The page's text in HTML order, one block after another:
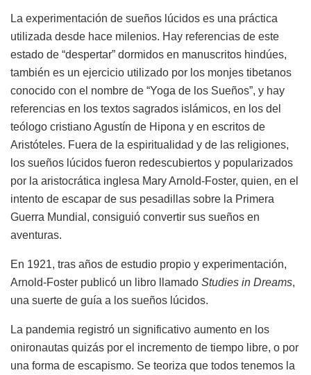
La experimentación de sueños lúcidos es una práctica
utilizada desde hace milenios. Hay referencias de este
estado de “despertar” dormidos en manuscritos hindúes,
también es un ejercicio utilizado por los monjes tibetanos
conocido con el nombre de “Yoga de los Sueños”, y hay
referencias en los textos sagrados islámicos, en los del
teólogo cristiano Agustín de Hipona y en escritos de
Aristóteles. Fuera de la espiritualidad y de las religiones,
los sueños lúcidos fueron redescubiertos y popularizados
por la aristocrática inglesa Mary Arnold-Foster, quien, en el
intento de escapar de sus pesadillas sobre la Primera
Guerra Mundial, consiguió convertir sus sueños en
aventuras.
En 1921, tras años de estudio propio y experimentación,
Arnold-Foster publicó un libro llamado Studies in Dreams,
una suerte de guía a los sueños lúcidos.
La pandemia registró un significativo aumento en los
onironautas quizás por el incremento de tiempo libre, o por
una forma de escapismo. Se teoriza que todos tenemos la